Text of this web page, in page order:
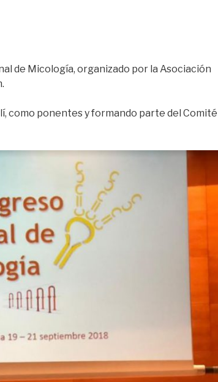
de Micología, organizado por la Asociación
como ponentes y formando parte del Comité